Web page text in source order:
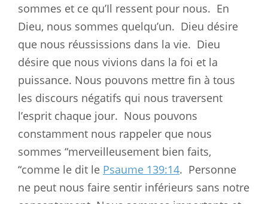
sommes et ce qu’Il ressent pour nous. En
Dieu, nous sommes quelqu’un. Dieu désire
que nous réussissions dans la vie. Dieu
désire que nous vivions dans la foi et la
puissance. Nous pouvons mettre fin à tous
les discours négatifs qui nous traversent
l’esprit chaque jour. Nous pouvons
constamment nous rappeler que nous
sommes “merveilleusement bien faits,
“comme le dit le Psaume 139:14. Personne
ne peut nous faire sentir inférieurs sans notre